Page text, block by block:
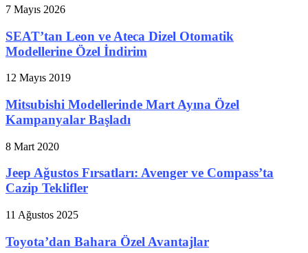
7 Mayıs 2026
SEAT’tan Leon ve Ateca Dizel Otomatik
Modellerine Özel İndirim
12 Mayıs 2019
Mitsubishi Modellerinde Mart Ayına Özel
Kampanyalar Başladı
8 Mart 2020
Jeep Ağustos Fırsatları: Avenger ve Compass’ta
Cazip Teklifler
11 Ağustos 2025
Toyota’dan Bahara Özel Avantajlar